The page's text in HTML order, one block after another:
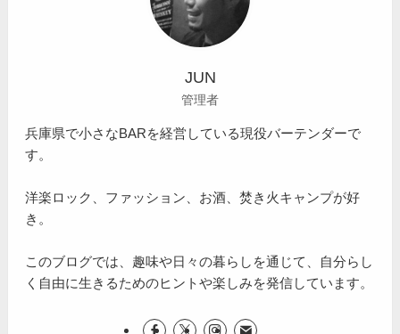
JUN
管理者
兵庫県で小さなBARを経営している現役バーテンダーで
す。
洋楽ロック、ファッション、お酒、焚き火キャンプが好
き。
このブログでは、趣味や日々の暮らしを通じて、自分らし
く自由に生きるためのヒントや楽しみを発信しています。